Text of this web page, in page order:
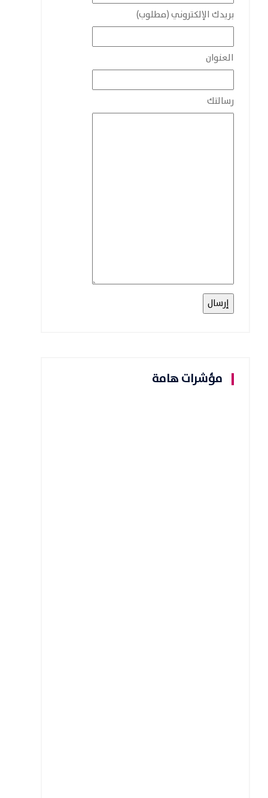
بريدك الإلكتروني (مطلوب)
العنوان
رسالتك
مؤشرات هامة